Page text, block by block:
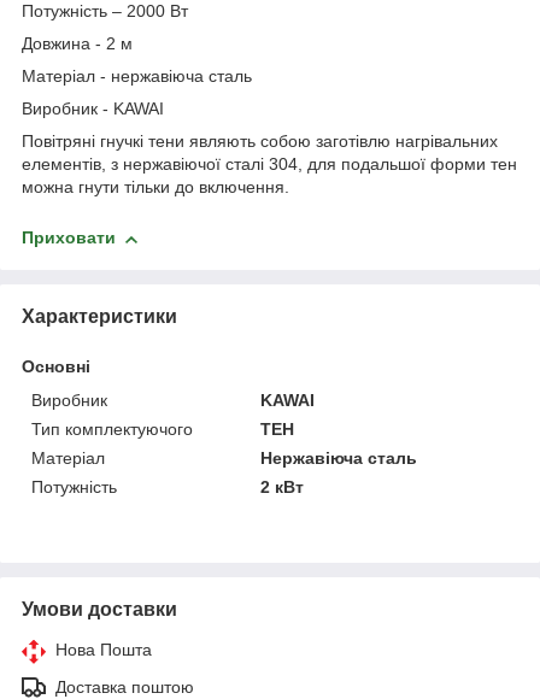
Потужність – 2000 Вт
Довжина - 2 м
Матеріал - нержавіюча сталь
Виробник - KAWAI
Повітряні гнучкі тени являють собою заготівлю нагрівальних
елементів, з нержавіючої сталі 304, для подальшої форми тен
можна гнути тільки до включення.
Приховати
Характеристики
Основні
Виробник
KAWAI
Тип комплектуючого
ТЕН
Матеріал
Нержавіюча сталь
Потужність
2 кВт
Умови доставки
Нова Пошта
Доставка поштою